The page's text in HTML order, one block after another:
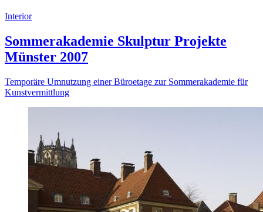
Interior
Sommerakademie Skulptur Projekte
Münster 2007
Temporäre Umnutzung einer Büroetage zur Sommerakademie für
Kunstvermittlung